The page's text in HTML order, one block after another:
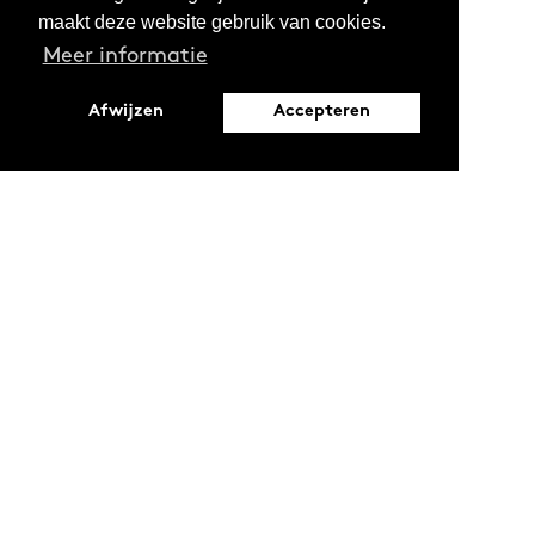
maakt deze website gebruik van cookies.
Meer informatie
Afwijzen Accepteren